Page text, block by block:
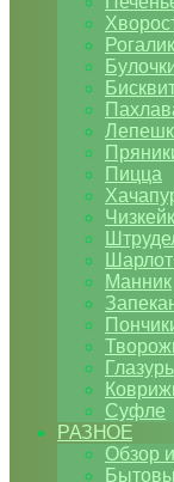
Пицца
Чизкейк
Манник
Глазурь
Суфле
РАЗНОЕ
Обзор